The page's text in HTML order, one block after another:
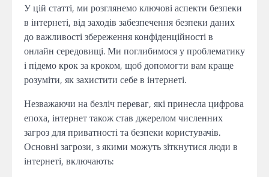
У цій статті, ми розглянемо ключові аспекти безпеки
в інтернеті, від заходів забезпечення безпеки даних
до важливості збереження конфіденційності в
онлайн середовищі. Ми поглибимося у проблематику
і підемо крок за кроком, щоб допомогти вам краще
розуміти, як захистити себе в інтернеті.
Незважаючи на безліч переваг, які принесла цифрова
епоха, інтернет також став джерелом численних
загроз для приватності та безпеки користувачів.
Основні загрози, з якими можуть зіткнутися люди в
інтернеті, включають: